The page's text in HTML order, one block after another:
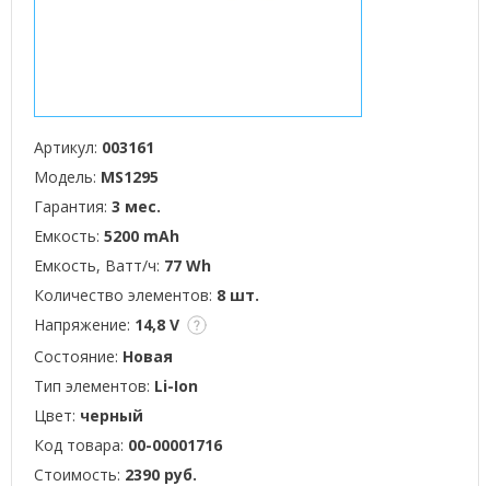
Артикул: 003161
Модель: MS1295
Гарантия: 3 мес.
Емкость: 5200 mAh
Емкость, Ватт/ч: 77 Wh
Количество элементов: 8 шт.
Напряжение: 14,8 V
Состояние: Новая
Тип элементов: Li-Ion
Цвет: черный
Код товара: 00-00001716
Стоимость: 2390 руб.